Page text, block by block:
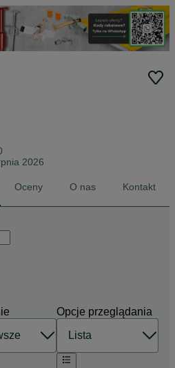
2026
Oceny O nas Kontakt
Opcje przeglądania